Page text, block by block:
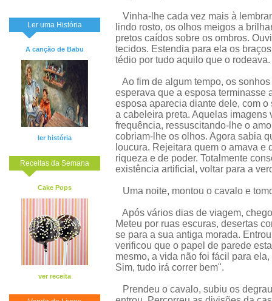
Ler uma História
A canção de Babu
ler história
Receitas da Semana
Cake Pops
ver receita
Vinha-lhe cada vez mais à
lindo rosto, os olhos meigos a
pretos caídos sobre os ombros.
tecidos. Estendia para ela os
tédio por tudo aquilo que o rodeava.
Ao fim de algum tempo, os
esperava que a esposa terminasse
esposa aparecia diante dele, com
a cabeleira preta. Aquelas imagens
frequência, ressuscitando-lhe o
cobriam-lhe os olhos. Agora sabia
loucura. Rejeitara quem o amava
riqueza e de poder. Totalmente
existência artificial, voltar para a
Uma noite, montou o cavalo e
Após vários dias de viagem,
Meteu por ruas escuras, desertas
se para a sua antiga morada.
verificou que o papel de parede
mesmo, a vida não foi fácil para
Sim, tudo irá correr bem".
Prendeu o cavalo, subiu os